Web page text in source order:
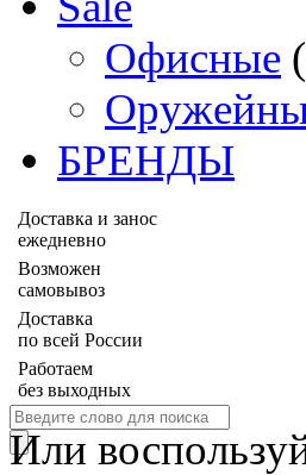
Офисные
БРЕНДЫ
Доставка и занос
ежедневно
Возможен
самовывоз
Доставка
по всей России
Работаем
без выходных
Или